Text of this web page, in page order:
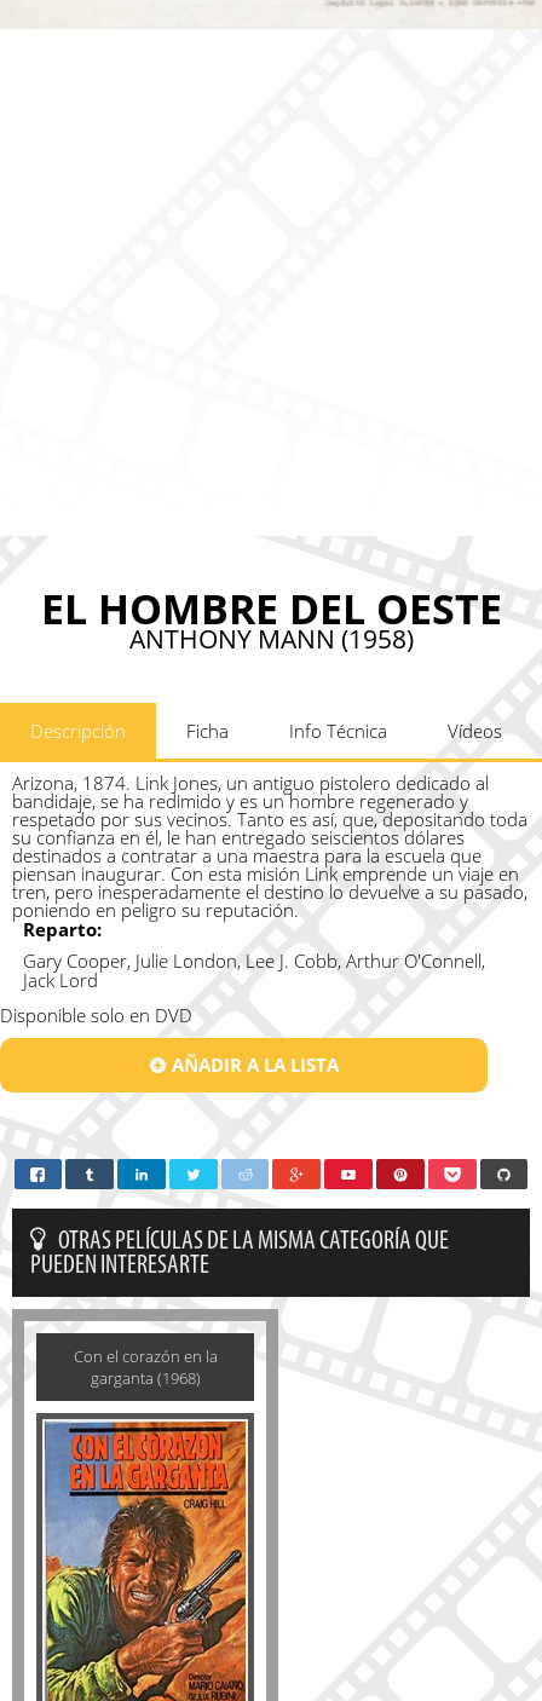
EL HOMBRE DEL OESTE
ANTHONY MANN (1958)
Descripción Ficha Info Técnica Vídeos
Arizona, 1874. Link Jones, un antiguo pistolero dedicado al
bandidaje, se ha redimido y es un hombre regenerado y
respetado por sus vecinos. Tanto es así, que, depositando toda
su confianza en él, le han entregado seiscientos dólares
destinados a contratar a una maestra para la escuela que
piensan inaugurar. Con esta misión Link emprende un viaje en
tren, pero inesperadamente el destino lo devuelve a su pasado,
poniendo en peligro su reputación.
Reparto:
Gary Cooper, Julie London, Lee J. Cobb, Arthur O'Connell,
Jack Lord
Disponible solo en DVD
AÑADIR A LA LISTA
OTRAS PELÍCULAS DE LA MISMA CATEGORÍA QUE
PUEDEN INTERESARTE
Con el corazón en la
garganta (1968)